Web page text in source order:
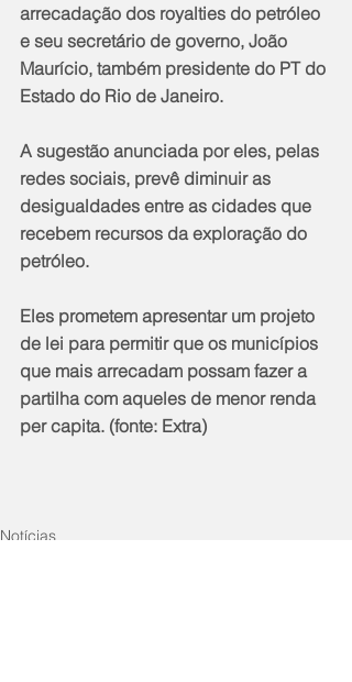
arrecadação dos royalties do petróleo
e seu secretário de governo, João
Maurício, também presidente do PT do
Estado do Rio de Janeiro.
A sugestão anunciada por eles, pelas
redes sociais, prevê diminuir as
desigualdades entre as cidades que
recebem recursos da exploração do
petróleo.
Eles prometem apresentar um projeto
de lei para permitir que os municípios
que mais arrecadam possam fazer a
partilha com aqueles de menor renda
per capita. (fonte: Extra)
Notícias